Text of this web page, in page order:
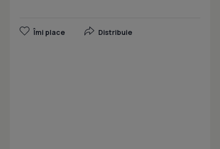
Îmi place Distribuie